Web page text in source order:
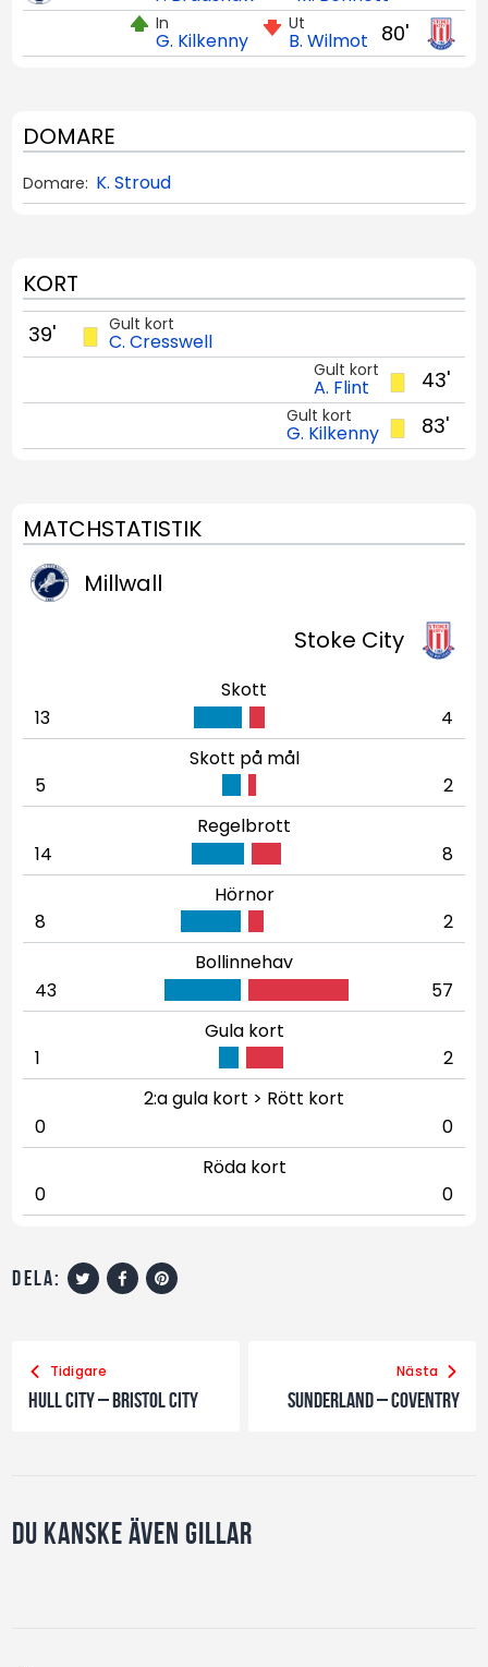
80'
Ut
B. Wilmot
In
G. Kilkenny
DOMARE
Domare: K. Stroud
KORT
Gult kort
C. Cresswell
39'
43'
Gult kort
A. Flint
83'
Gult kort
G. Kilkenny
MATCHSTATISTIK
Millwall
Stoke City
Skott
13
4
Skott på mål
5
2
Regelbrott
14
8
Hörnor
8
2
Bollinnehav
43
57
Gula kort
1
2
2:a gula kort > Rött kort
0
0
Röda kort
0
0
dela:
Tidigare
Hull City – Bristol City
Nästa
Sunderland – Coventry
Du kanske även gillar